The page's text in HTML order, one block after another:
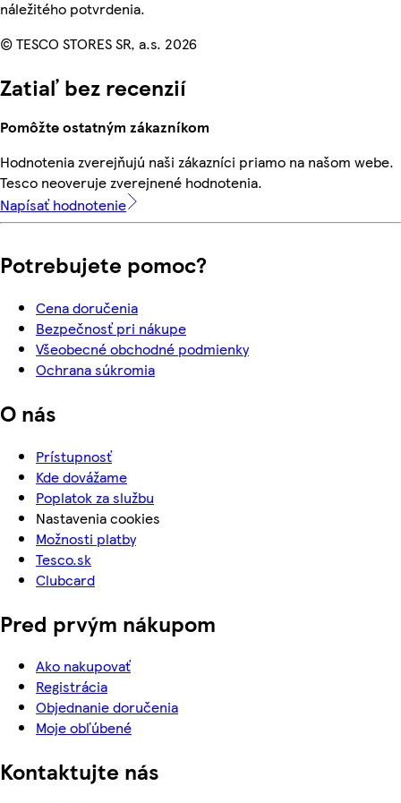
náležitého potvrdenia.
© TESCO STORES SR, a.s. 2026
Zatiaľ bez recenzií
Pomôžte ostatným zákazníkom
Hodnotenia zverejňujú naši zákazníci priamo na našom webe.
Tesco neoveruje zverejnené hodnotenia.
Napísať hodnotenie
Potrebujete pomoc?
Cena doručenia
Bezpečnosť pri nákupe
Všeobecné obchodné podmienky
Ochrana súkromia
O nás
Prístupnosť
Kde dovážame
Poplatok za službu
Nastavenia cookies
Možnosti platby
Tesco.sk
Clubcard
Pred prvým nákupom
Ako nakupovať
Registrácia
Objednanie doručenia
Moje obľúbené
Kontaktujte nás